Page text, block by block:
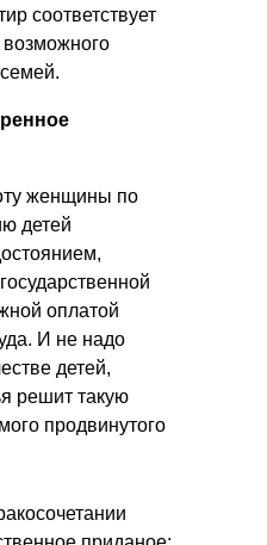
соответствует
женщины по
детей
оплатой
И не надо
детей,
решит такую
продвинутого